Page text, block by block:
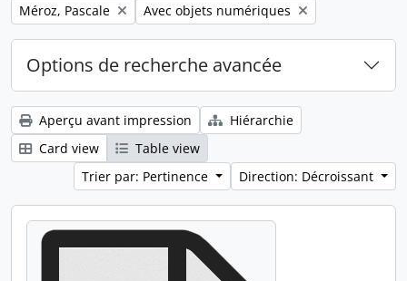
Remove filter:
Méroz, Pascale Remove filter:
Avec objets numériques
Options de recherche avancée
Aperçu avant impression
Hiérarchie
Card view
Table view
Trier par: Pertinence
Direction: Décroissant